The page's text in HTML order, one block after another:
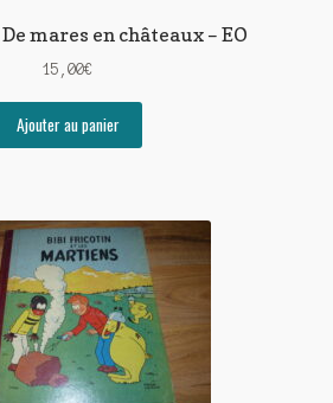
mares en châteaux – EO
15,00€
Ajouter au panier